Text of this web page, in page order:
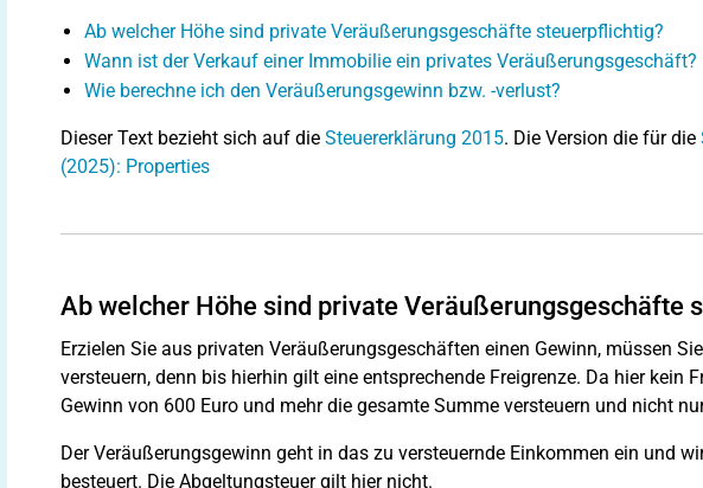
Ab welcher Höhe sind private Veräußerungsgeschäfte steuerpflichtig?
Wann ist der Verkauf einer Immobilie ein privates Veräußerungsgeschäft?
Wie berechne ich den Veräußerungsgewinn bzw. -verlust?
Dieser Text bezieht sich auf die Steuererklärung 2015. Die Version die für die
(2025): Properties
Ab welcher Höhe sind private Veräußerungsgeschäfte
Erzielen Sie aus privaten Veräußerungsgeschäften einen Gewinn, müssen
versteuern, denn bis hierhin gilt eine entsprechende Freigrenze. Da hier kein
Gewinn von 600 Euro und mehr die gesamte Summe versteuern und nicht
Der Veräußerungsgewinn geht in das zu versteuernde Einkommen ein und
besteuert. Die Abgeltungsteuer gilt hier nicht.